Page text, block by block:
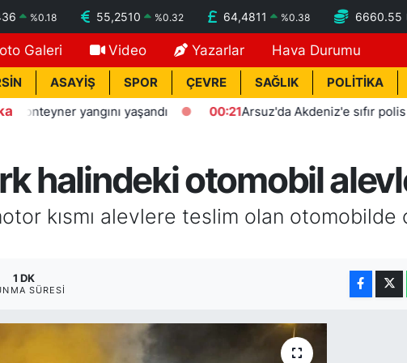
%0.18 55,2510 %0.32 64,4811 %0.38 6660.55
Galeri Video Yazarlar Hava Durumu
ASAYİŞ SPOR ÇEVRE SAĞLIK POLİTİKA
yangını yaşandı 00:21 Arsuz'da Akdeniz'e sıfır polis evi
halindeki otomobil
kısmı alevlere teslim olan otomobilde
1 DK
SÜRESI